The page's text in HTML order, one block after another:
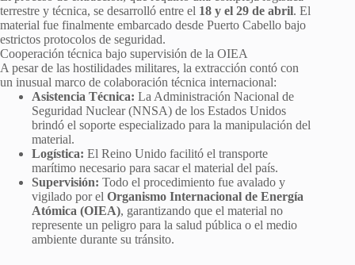
terrestre y técnica, se desarrolló entre el 18 y el 29 de abril. El
material fue finalmente embarcado desde Puerto Cabello bajo
estrictos protocolos de seguridad.
Cooperación técnica bajo supervisión de la OIEA
A pesar de las hostilidades militares, la extracción contó con
un inusual marco de colaboración técnica internacional:
Asistencia Técnica: La Administración Nacional de
Seguridad Nuclear (NNSA) de los Estados Unidos
brindó el soporte especializado para la manipulación del
material.
Logística: El Reino Unido facilitó el transporte
marítimo necesario para sacar el material del país.
Supervisión: Todo el procedimiento fue avalado y
vigilado por el Organismo Internacional de Energía
Atómica (OIEA), garantizando que el material no
represente un peligro para la salud pública o el medio
ambiente durante su tránsito.